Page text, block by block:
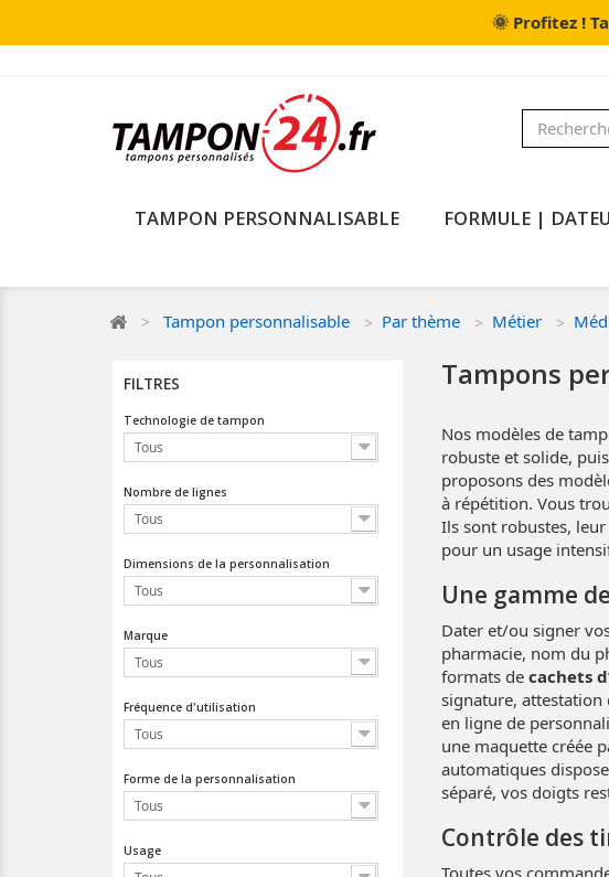
🌞 Profitez !
TAMPON PERSONNALISABLE FORMULE |
Tampon personnalisable Par thème Métier
FILTRES
Technologie de tampon
Tous
Nombre de lignes
Tous
Dimensions de la personnalisation
Tous
Marque
Tous
Fréquence d'utilisation
Tous
Forme de la personnalisation
Tous
Usage
Tampons
Nos modèles de
robuste et solide,
proposons des
à répétition. Vous
Ils sont robustes,
pour un usage
Une gamme
Dater et/ou signer
pharmacie, nom du
formats de cachets
signature, attestation
en ligne de
une maquette créée
automatiques
séparé, vos doigts
Contrôle des
Toutes vos